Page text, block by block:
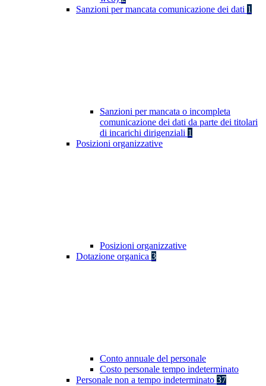
Sanzioni per mancata comunicazione dei dati 1
Sanzioni per mancata o incompleta
comunicazione dei dati da parte dei titolari
di incarichi dirigenziali 1
Posizioni organizzative
Posizioni organizzative
Dotazione organica 3
Conto annuale del personale
Costo personale tempo indeterminato
Personale non a tempo indeterminato 37